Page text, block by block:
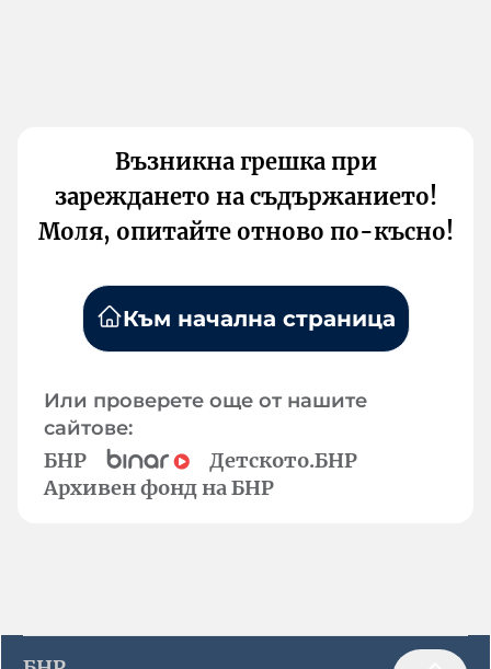
Възникна грешка при
зареждането на съдържанието!
Моля, опитайте отново по-късно!
Към начална страница
Или проверете още от нашите
сайтове:
БНР
Детското.БНР
Архивен фонд на БНР